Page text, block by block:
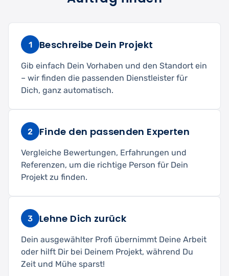
1 Beschreibe Dein Projekt
Gib einfach Dein Vorhaben und den Standort ein
– wir finden die passenden Dienstleister für
Dich, ganz automatisch.
2 Finde den passenden Experten
Vergleiche Bewertungen, Erfahrungen und
Referenzen, um die richtige Person für Dein
Projekt zu finden.
3 Lehne Dich zurück
Dein ausgewählter Profi übernimmt Deine Arbeit
oder hilft Dir bei Deinem Projekt, während Du
Zeit und Mühe sparst!